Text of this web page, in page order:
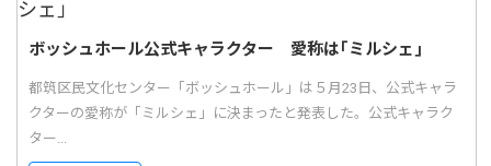
ボッシュホール公式キャラクター 愛称は｢ミルシェ｣
都筑区民文化センター「ボッシュホール」は５月23日、公式キャラ
クターの愛称が「ミルシェ」に決まったと発表した。公式キャラク
ター...